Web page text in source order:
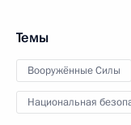
Темы
Вооружённые Силы
Национальная